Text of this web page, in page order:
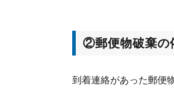
②郵便物破棄の
到着連絡があった郵便